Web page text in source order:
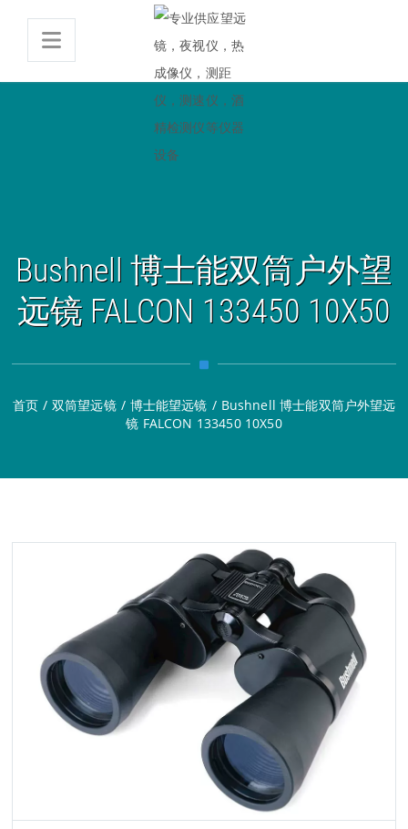
Bushnell 博士能双筒户外望
远镜 FALCON 133450 10X50
首页 / 双筒望远镜 / 博士能望远镜 / Bushnell 博士能双筒户外望远
镜 FALCON 133450 10X50